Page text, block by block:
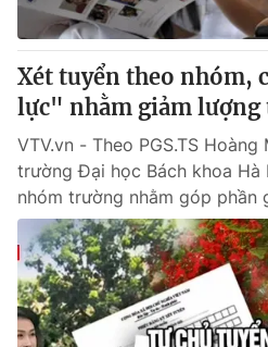
Xét tuyển theo nhóm,
lực" nhằm giảm lượng
VTV.vn - Theo PGS.TS
trường Đại học Bách khoa Hà
nhóm trường nhằm góp phần